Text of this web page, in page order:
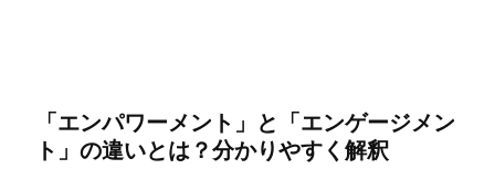
「エンパワーメント」と「エンゲージメン
ト」の違いとは？分かりやすく解釈